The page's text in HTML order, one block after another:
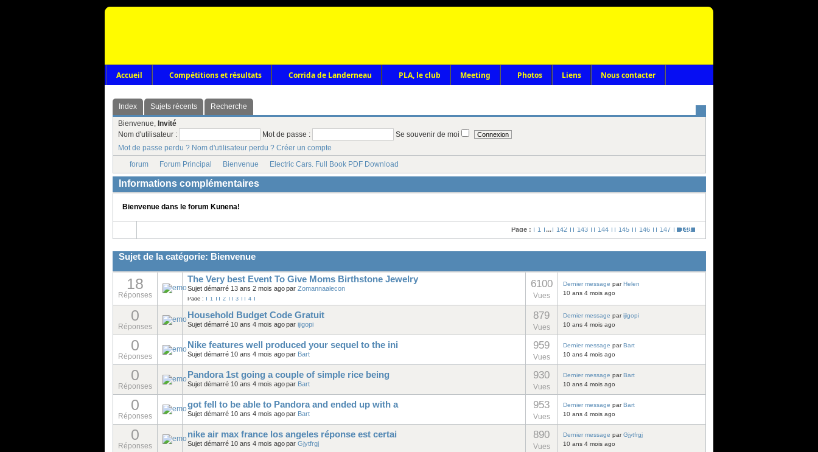
Accueil Compétitions et résultats Corrida de Landerneau PLA, le club Meeting Photos Liens Nous contacter
Index Sujets récents
Recherche
Bienvenue, Invité
Nom d'utilisateur :
Mot de passe :
Se souvenir de moi
Mot de passe perdu ? Nom d'utilisateur perdu ? Créer un compte
forum
Forum Principal Bienvenue Electric Cars. Full Book PDF Download
Informations complémentaires
Bienvenue dans le forum Kunena!
Page : 1 ... 142 143 144 145 146 147 148
Sujet de la catégorie: Bienvenue
18
Réponses
The Very best Event To Give Moms Birthstone Jewelry
Sujet démarré 13 ans 2 mois ago par Zomannaalecon
Page : 1 2 3 4
6100
Vues
Dernier message parHelen
10 ans 4 mois ago
0
Réponses
Household Budget Code Gratuit
Sujet démarré 10 ans 4 mois ago par ijigopi
879
Vues
Dernier message parijigopi
10 ans 4 mois ago
0
Réponses
Nike features well produced your sequel to the ini
Sujet démarré 10 ans 4 mois ago par Bart
959
Vues
Dernier message parBart
10 ans 4 mois ago
0
Réponses
Pandora 1st going a couple of simple rice being
Sujet démarré 10 ans 4 mois ago par Bart
930
Vues
Dernier message parBart
10 ans 4 mois ago
0
Réponses
got fell to be able to Pandora and ended up with a
Sujet démarré 10 ans 4 mois ago par Bart
953
Vues
Dernier message parBart
10 ans 4 mois ago
0
Réponses
nike air max france los angeles réponse est certai
Sujet démarré 10 ans 4 mois ago par Gjytfrgj
890
Vues
Dernier message parGjytfrgj
10 ans 4 mois ago